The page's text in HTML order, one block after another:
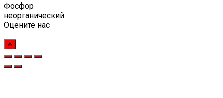
Фосфор
неорганический
Оцените нас